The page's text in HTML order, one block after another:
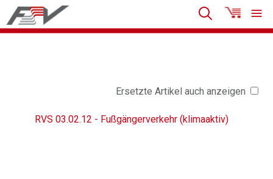
Ersetzte Artikel auch anzeigen
RVS 03.02.12 - Fußgängerverkehr (klimaaktiv)